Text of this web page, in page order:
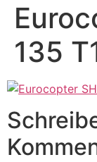
135